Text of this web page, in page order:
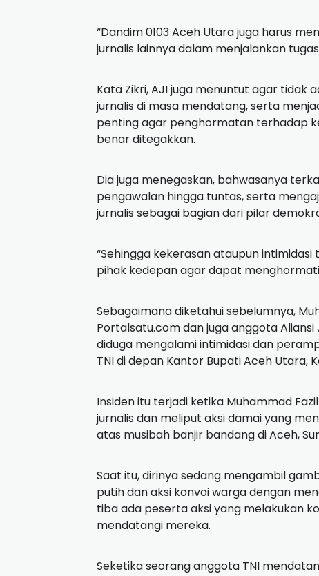
“Dandim 0103 Aceh Utara juga harus
jurnalis lainnya dalam menjalankan
Kata Zikri, AJI juga menuntut agar tidak
jurnalis di masa mendatang, serta
penting agar penghormatan terhadap
benar ditegakkan.
Dia juga menegaskan, bahwasanya
pengawalan hingga tuntas, serta
jurnalis sebagai bagian dari pilar
“Sehingga kekerasan ataupun
pihak kedepan agar dapat
Sebagaimana diketahui sebelumnya,
Portalsatu.com dan juga anggota
diduga mengalami intimidasi dan
TNI di depan Kantor Bupati Aceh Utara,
Insiden itu terjadi ketika Muhammad
jurnalis dan meliput aksi damai yang
atas musibah banjir bandang di Aceh,
Saat itu, dirinya sedang mengambil
putih dan aksi konvoi warga dengan
tiba ada peserta aksi yang melakukan
mendatangi mereka.
Seketika seorang anggota TNI